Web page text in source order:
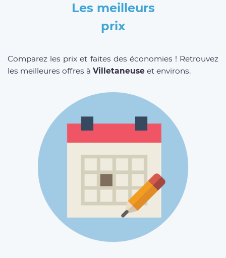
Les meilleurs
prix
Comparez les prix et faites des économies ! Retrouvez
les meilleures offres à Villetaneuse et environs.